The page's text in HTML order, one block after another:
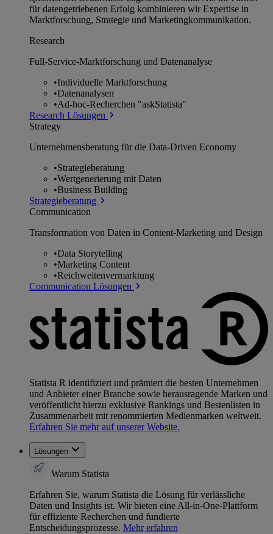
für datengetriebenen Erfolg kombinieren wir Expertise in
Marktforschung, Strategie und Marketingkommunikation.
Research
Full-Service-Marktforschung und Datenanalyse
•Individuelle Marktforschung
•Datenanalysen
•Ad-hoc-Recherchen "askStatista"
Research Lösungen
Strategy
Unternehmens­beratung für die Data-Driven Economy
•Strategieberatung
•Wertgenerierung mit Daten
•Business Building
Strategieberatung
Communication
Transformation von Daten in Content-Marketing und Design
•Data Storytelling
•Marketing Content
•Reichweitenvermarktung
Communication Lösungen
Statista R identifiziert und prämiert die besten Unternehmen
und Anbieter einer Branche sowie herausragende Marken und
veröffentlicht hierzu exklusive Rankings und Bestenlisten in
Zusammenarbeit mit renommierten Medienmarken weltweit.
Erfahren Sie mehr auf unserer Website.
Lösungen
Warum Statista
Erfahren Sie, warum Statista die Lösung für verlässliche
Daten und Insights ist. Wir bieten eine All-in-One-Plattform
für effiziente Recherchen und fundierte
Entscheidungsprozesse. Mehr erfahren